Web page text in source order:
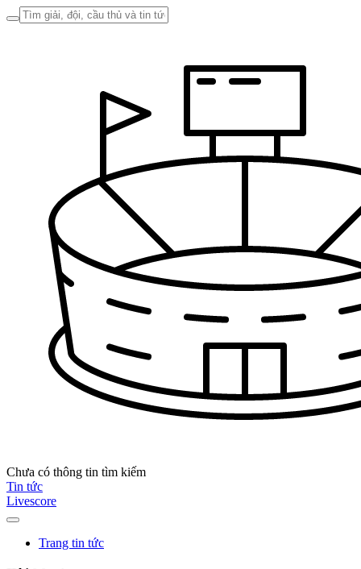
Chưa có thông tin tìm kiếm
Tin tức
Livescore
Trang tin tức